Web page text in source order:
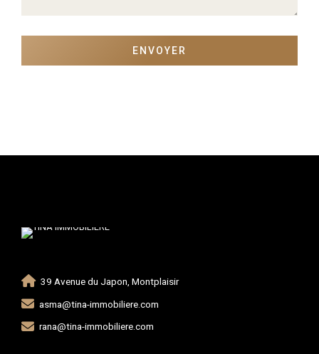
39 Avenue du Japon, Montplaisir
asma@tina-immobiliere.com
rana@tina-immobiliere.com